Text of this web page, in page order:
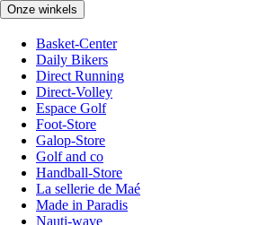
Onze winkels
Basket-Center
Daily Bikers
Direct Running
Direct-Volley
Espace Golf
Foot-Store
Galop-Store
Golf and co
Handball-Store
La sellerie de Maé
Made in Paradis
Nauti-wave